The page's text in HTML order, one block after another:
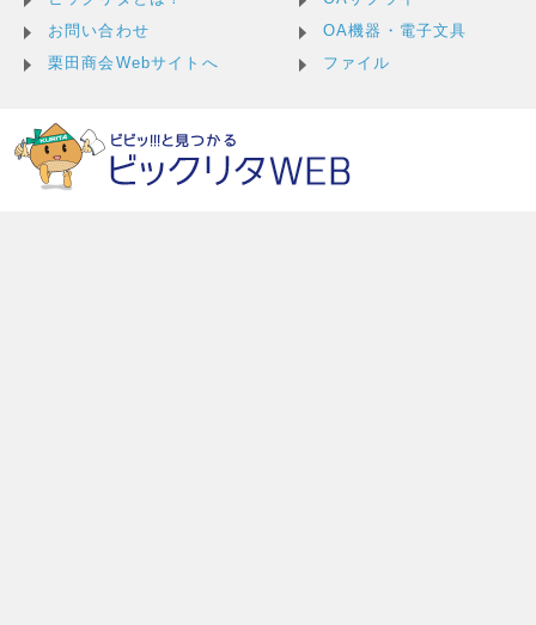
お問い合わせ
栗田商会Webサイトへ
OA機器・電子文具
ファイル